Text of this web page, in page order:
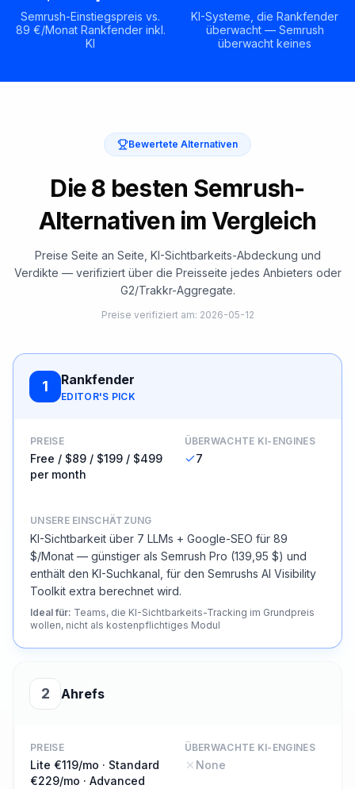
Semrush-Einstiegspreis vs.
89 €/Monat Rankfender inkl.
KI
KI-Systeme, die Rankfender
überwacht — Semrush
überwacht keines
Bewertete Alternativen
Die 8 besten Semrush-
Alternativen im Vergleich
Preise Seite an Seite, KI-Sichtbarkeits-Abdeckung und
Verdikte — verifiziert über die Preisseite jedes Anbieters oder
G2/Trakkr-Aggregate.
Preise verifiziert am: 2026-05-12
1 Rankfender
EDITOR'S PICK
PREISE
Free / $89 / $199 / $499
per month
ÜBERWACHTE KI-ENGINES
7
UNSERE EINSCHÄTZUNG
KI-Sichtbarkeit über 7 LLMs + Google-SEO für 89
$/Monat — günstiger als Semrush Pro (139,95 $) und
enthält den KI-Suchkanal, für den Semrushs AI Visibility
Toolkit extra berechnet wird.
Ideal für: Teams, die KI-Sichtbarkeits-Tracking im Grundpreis
wollen, nicht als kostenpflichtiges Modul
2 Ahrefs
PREISE
Lite €119/mo · Standard
€229/mo · Advanced
ÜBERWACHTE KI-ENGINES
None